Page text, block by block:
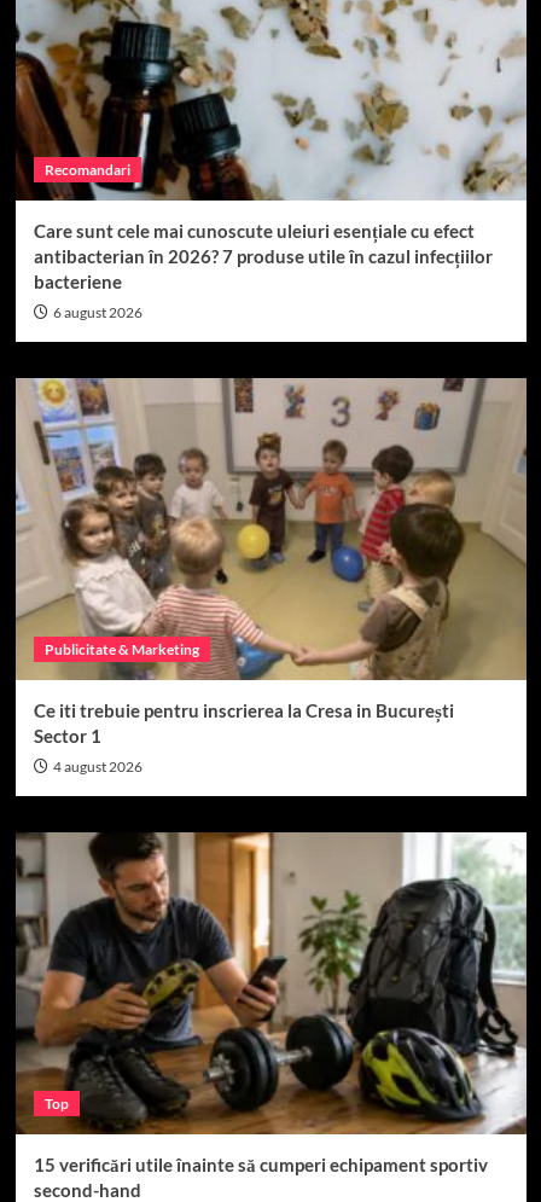
Recomandari
Care sunt cele mai cunoscute uleiuri esențiale cu efect
antibacterian în 2026? 7 produse utile în cazul infecțiilor
bacteriene
6 august 2026
Publicitate & Marketing
Ce iti trebuie pentru inscrierea la Cresa in București
Sector 1
4 august 2026
Top
15 verificări utile înainte să cumperi echipament sportiv
second-hand